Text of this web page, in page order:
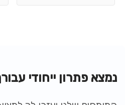
נמצא פתרון ייחודי